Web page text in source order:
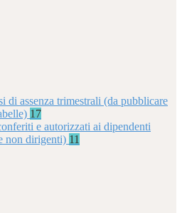
di assenza trimestrali (da pubblicare
17
e autorizzati ai dipendenti
non dirigenti) 11